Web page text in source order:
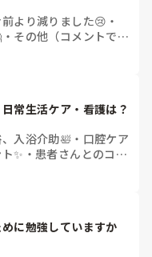
より減りました😢 ・
・ その他（コメントで教
常生活ケア・看護は？
入浴介助🛀 ・ 口腔ケア
✨ ・ 患者さんとのコミ
に勉強していますか